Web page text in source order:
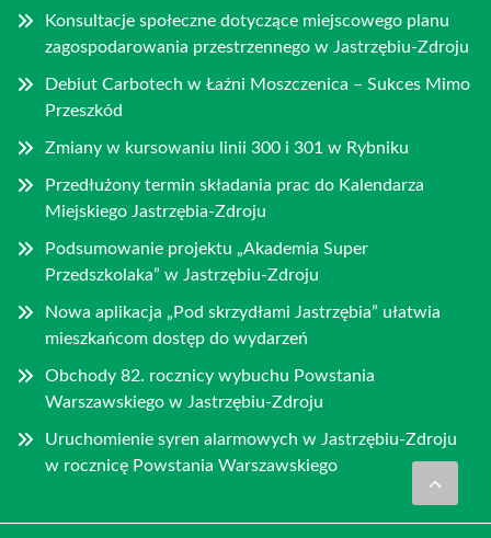
Konsultacje społeczne dotyczące miejscowego planu
zagospodarowania przestrzennego w Jastrzębiu-Zdroju
Debiut Carbotech w Łaźni Moszczenica – Sukces Mimo
Przeszkód
Zmiany w kursowaniu linii 300 i 301 w Rybniku
Przedłużony termin składania prac do Kalendarza
Miejskiego Jastrzębia-Zdroju
Podsumowanie projektu „Akademia Super
Przedszkolaka” w Jastrzębiu-Zdroju
Nowa aplikacja „Pod skrzydłami Jastrzębia” ułatwia
mieszkańcom dostęp do wydarzeń
Obchody 82. rocznicy wybuchu Powstania
Warszawskiego w Jastrzębiu-Zdroju
Uruchomienie syren alarmowych w Jastrzębiu-Zdroju
w rocznicę Powstania Warszawskiego